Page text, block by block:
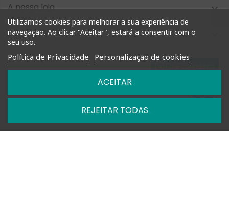
Utilizamos cookies para melhorar a sua experiência de
navegação. Ao clicar "Aceitar", estará a consentir com o
seu uso.
Política de Privacidade Personalização de cookies
REJEITAR TODAS
ACEITAR
A nossa loja 
Compra Rápida
Informação